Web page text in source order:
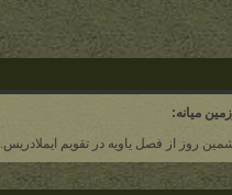
میانه:
روز از فصل یاویه در تقویم ایملادریس.